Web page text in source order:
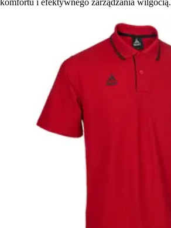
komfortu i efektywnego zarządzania wilgocią.